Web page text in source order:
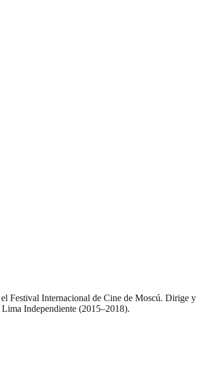
Festival Internacional de Cine de Moscú. Dirige y
Independiente (2015–2018).